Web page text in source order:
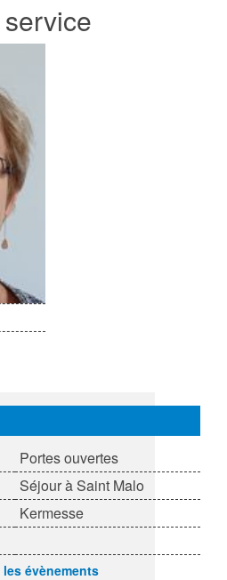
Portes ouvertes
Séjour à Saint Malo
Kermesse
les évènements